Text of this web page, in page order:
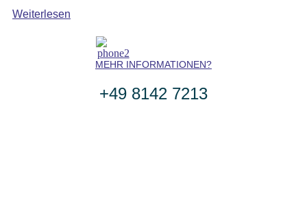
Weiterlesen
MEHR INFORMATIONEN?
+49 8142 7213